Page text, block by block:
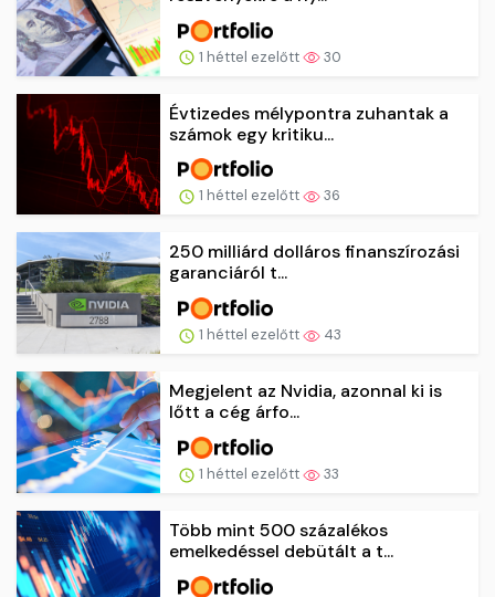
1 héttel ezelőtt 30
Évtizedes mélypontra zuhantak a
számok egy kritiku...
1 héttel ezelőtt 36
250 milliárd dolláros finanszírozási
garanciáról t...
1 héttel ezelőtt 43
Megjelent az Nvidia, azonnal ki is
lőtt a cég árfo...
1 héttel ezelőtt 33
Több mint 500 százalékos
emelkedéssel debütált a t...